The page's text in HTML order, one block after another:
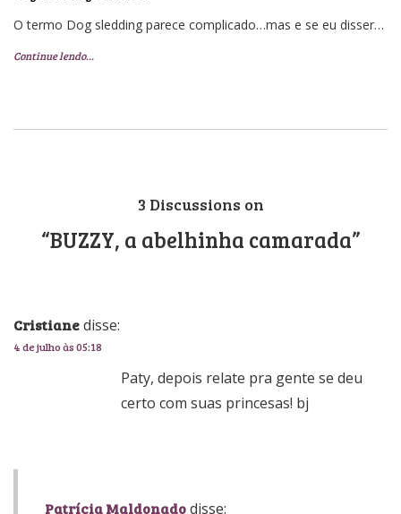
O termo Dog sledding parece complicado…mas e se eu disser…
Continue lendo…
3 Discussions on
“BUZZY, a abelhinha camarada”
Cristianedisse:
4 de julho às 05:18
Paty, depois relate pra gente se deu
certo com suas princesas! bj
Patrícia Maldonadodisse: